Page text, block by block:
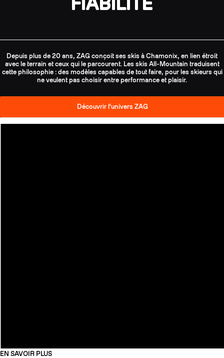
Depuis plus de 20 ans, ZAG conçoit ses skis à Chamonix, en lien étroit
avec le terrain et ceux qui le parcourent. Les skis All-Mountain traduisent
cette philosophie : des modèles capables de tout faire, pour les skieurs qui
ne veulent pas choisir entre performance et plaisir.
Découvrir l'univers ZAG
EN SAVOIR PLUS